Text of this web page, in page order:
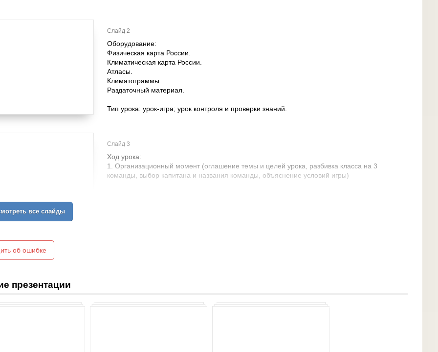
Слайд 2
Оборудование:
Физическая карта России.
Климатическая карта России.
Атласы.
Климатограммы.
Раздаточный материал.
Тип урока: урок-игра; урок контроля и проверки знаний.
Слайд 3
Ход урока:
1. Организационный момент (оглашение темы и целей урока, разбивка класса на 3
команды, выбор капитана и названия команды, объяснение условий игры)
все слайды
об ошибке
презентации